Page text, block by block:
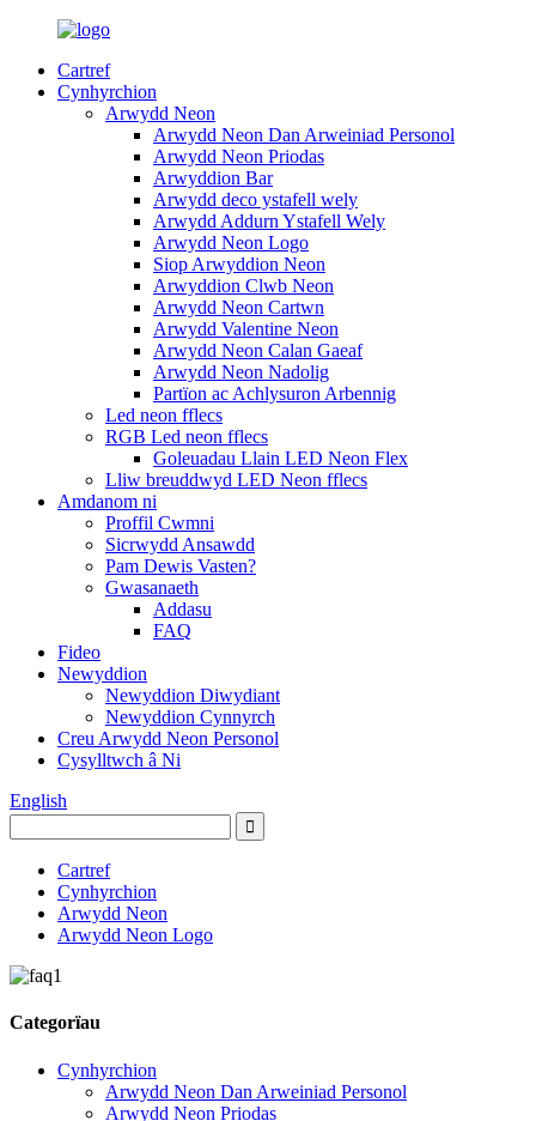
Cartref
Cynhyrchion
Arwydd Neon
Arwydd Neon Dan Arweiniad Personol
Arwydd Neon Priodas
Arwyddion Bar
Arwydd deco ystafell wely
Arwydd Addurn Ystafell Wely
Arwydd Neon Logo
Siop Arwyddion Neon
Arwyddion Clwb Neon
Arwydd Neon Cartwn
Arwydd Valentine Neon
Arwydd Neon Calan Gaeaf
Arwydd Neon Nadolig
Partïon ac Achlysuron Arbennig
Led neon fflecs
RGB Led neon fflecs
Goleuadau Llain LED Neon Flex
Lliw breuddwyd LED Neon fflecs
Amdanom ni
Proffil Cwmni
Sicrwydd Ansawdd
Pam Dewis Vasten?
Gwasanaeth
Addasu
FAQ
Fideo
Newyddion
Newyddion Diwydiant
Newyddion Cynnyrch
Creu Arwydd Neon Personol
Cysylltwch â Ni
English
Cartref
Cynhyrchion
Arwydd Neon
Arwydd Neon Logo
Categorïau
Cynhyrchion
Arwydd Neon Dan Arweiniad Personol
Arwydd Neon Priodas